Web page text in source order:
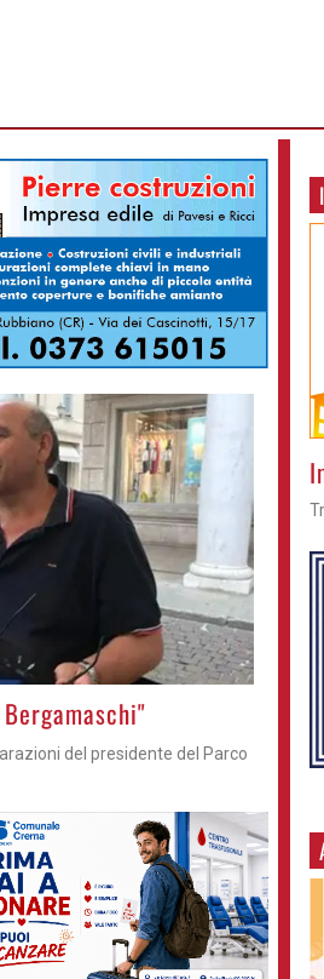
del presidente del Parco